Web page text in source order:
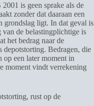
is geen sprake als de
zonder dat daaraan een
grondslag ligt. In dat geval is
van de belastingplichtige is
het bedrag naar de
depotstorting. Bedragen, die
op een later moment in
moment vindt verrekening
rust op de